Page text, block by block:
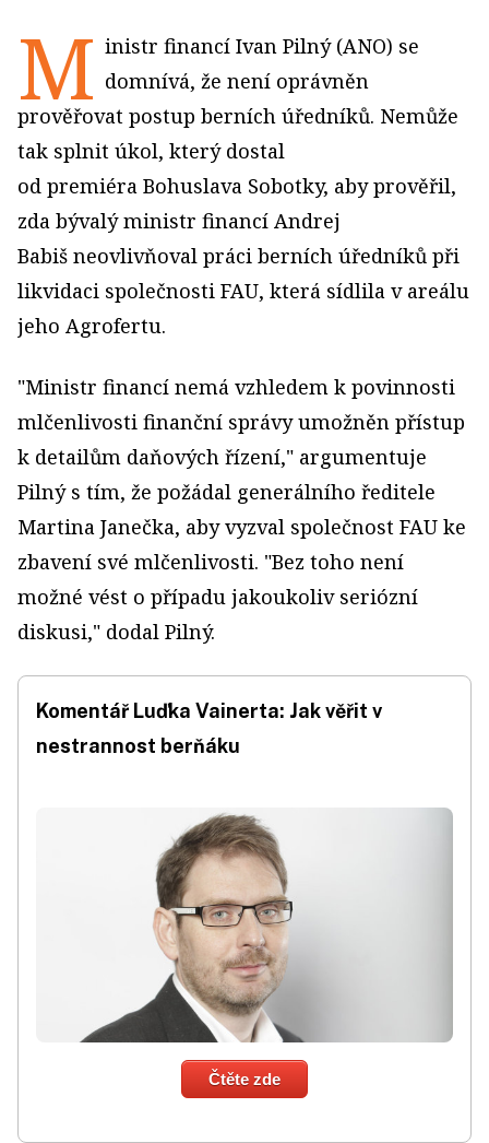
M inistr financí Ivan Pilný (ANO) se
domnívá, že není oprávněn
prověřovat postup berních úředníků. Nemůže
tak splnit úkol, který dostal
od premiéra Bohuslava Sobotky, aby prověřil,
zda bývalý ministr financí Andrej
Babiš neovlivňoval práci berních úředníků při
likvidaci společnosti FAU, která sídlila v areálu
jeho Agrofertu.
"Ministr financí nemá vzhledem k povinnosti
mlčenlivosti finanční správy umožněn přístup
k detailům daňových řízení," argumentuje
Pilný s tím, že požádal generálního ředitele
Martina Janečka, aby vyzval společnost FAU ke
zbavení své mlčenlivosti. "Bez toho není
možné vést o případu jakoukoliv seriózní
diskusi," dodal Pilný.
Komentář Luďka Vainerta: Jak věřit v
nestrannost berňáku
Čtěte zde